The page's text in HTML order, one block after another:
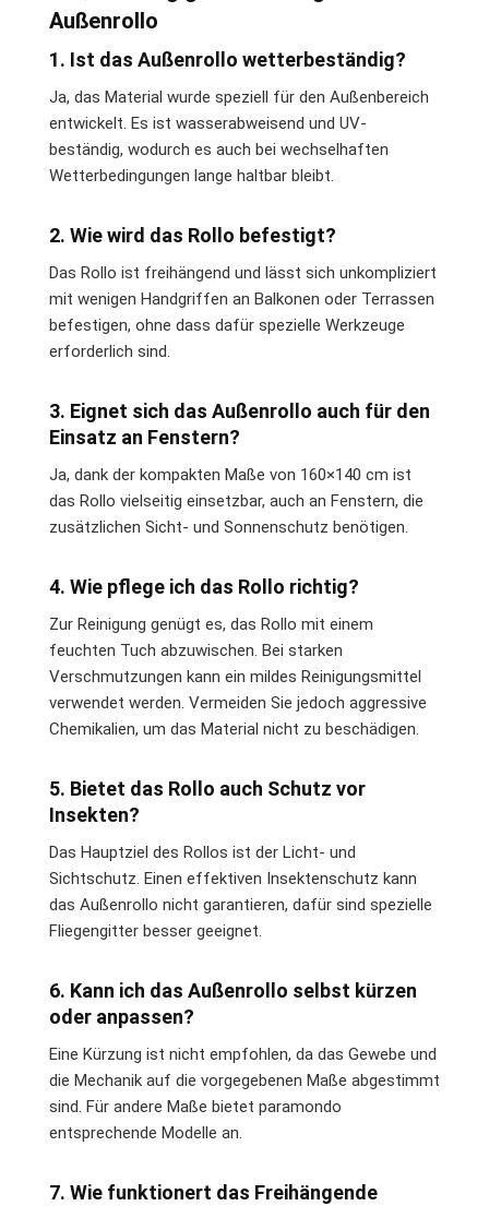
Außenrollo
1. Ist das Außenrollo wetterbeständig?
Ja, das Material wurde speziell für den Außenbereich
entwickelt. Es ist wasserabweisend und UV-
beständig, wodurch es auch bei wechselhaften
Wetterbedingungen lange haltbar bleibt.
2. Wie wird das Rollo befestigt?
Das Rollo ist freihängend und lässt sich unkompliziert
mit wenigen Handgriffen an Balkonen oder Terrassen
befestigen, ohne dass dafür spezielle Werkzeuge
erforderlich sind.
3. Eignet sich das Außenrollo auch für den
Einsatz an Fenstern?
Ja, dank der kompakten Maße von 160×140 cm ist
das Rollo vielseitig einsetzbar, auch an Fenstern, die
zusätzlichen Sicht- und Sonnenschutz benötigen.
4. Wie pflege ich das Rollo richtig?
Zur Reinigung genügt es, das Rollo mit einem
feuchten Tuch abzuwischen. Bei starken
Verschmutzungen kann ein mildes Reinigungsmittel
verwendet werden. Vermeiden Sie jedoch aggressive
Chemikalien, um das Material nicht zu beschädigen.
5. Bietet das Rollo auch Schutz vor
Insekten?
Das Hauptziel des Rollos ist der Licht- und
Sichtschutz. Einen effektiven Insektenschutz kann
das Außenrollo nicht garantieren, dafür sind spezielle
Fliegengitter besser geeignet.
6. Kann ich das Außenrollo selbst kürzen
oder anpassen?
Eine Kürzung ist nicht empfohlen, da das Gewebe und
die Mechanik auf die vorgegebenen Maße abgestimmt
sind. Für andere Maße bietet paramondo
entsprechende Modelle an.
7. Wie funktionert das Freihängende